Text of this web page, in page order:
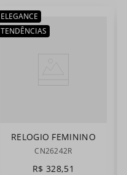
ELEGANCE
TENDÊNCIAS
RELOGIO FEMININO
CHAMPION
CN26242R
R$ 328,51